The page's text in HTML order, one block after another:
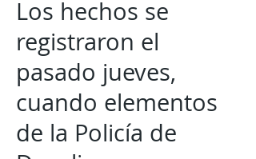
Los hechos se
registraron el
pasado jueves,
cuando elementos
de la Policía de